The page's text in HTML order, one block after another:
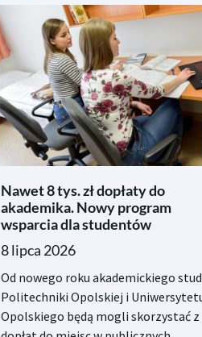
Nawet 8 tys. zł dopłaty do
akademika. Nowy program
wsparcia dla studentów
8 lipca 2026
Od nowego roku akademickiego
Politechniki Opolskiej i
Opolskiego będą mogli skorzystać z